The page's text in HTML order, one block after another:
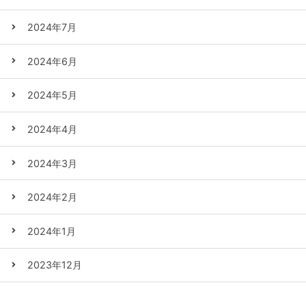
2024年7月
2024年6月
2024年5月
2024年4月
2024年3月
2024年2月
2024年1月
2023年12月